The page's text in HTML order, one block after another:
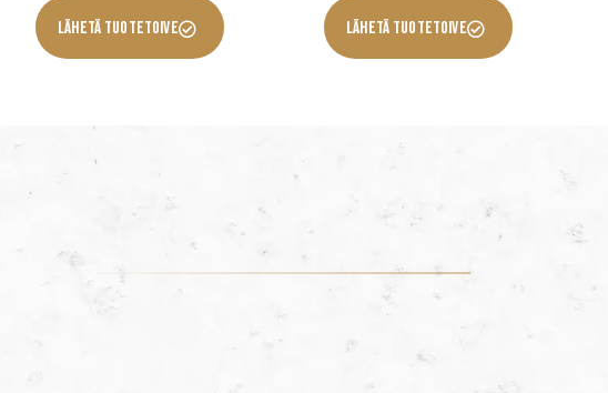
Lähetä Tuotetoive Lähetä Tuotetoive